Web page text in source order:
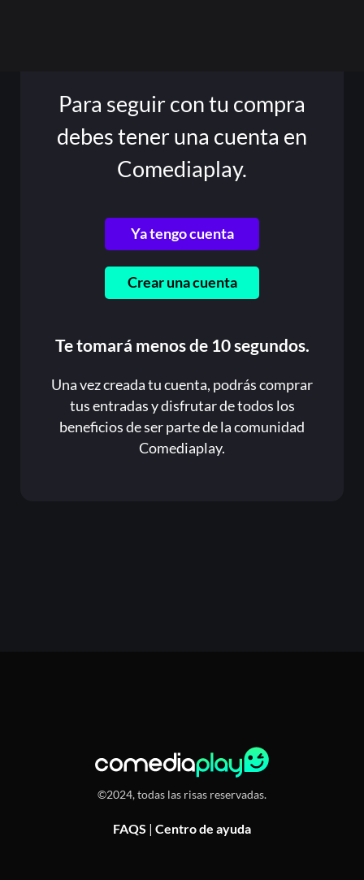
Para seguir con tu compra
debes tener una cuenta en
Comediaplay.
Ya tengo cuenta
Crear una cuenta
Te tomará menos de 10 segundos.
Una vez creada tu cuenta, podrás comprar
tus entradas y disfrutar de todos los
beneficios de ser parte de la comunidad
Comediaplay.
©2024, todas las risas reservadas.
FAQS | Centro de ayuda
¿Olvidaste la contraseña?
Registrarse